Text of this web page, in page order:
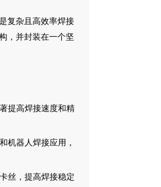
复杂且高效率焊接
，并封装在一个坚
提高焊接速度和精
机器人焊接应用，
丝，提高焊接稳定